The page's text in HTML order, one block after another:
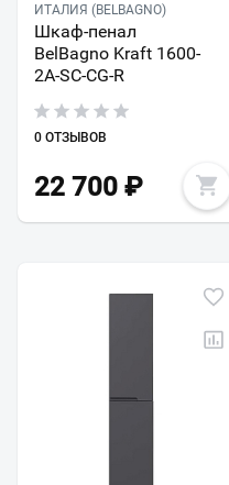
ИТАЛИЯ (BELBAGNO)
Шкаф-пенал
BelBagno Kraft 1600-
2A-SC-CG-R
0 ОТЗЫВОВ
22 700 ₽